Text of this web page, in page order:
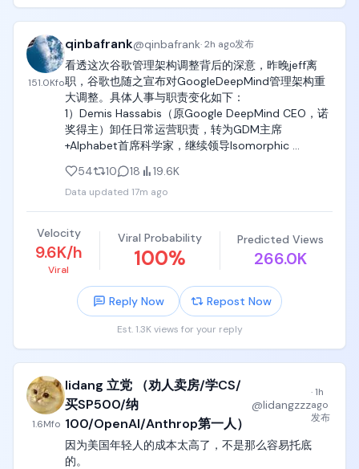
151.0Kfo
qinbafrank@qinbafrank·2h ago发布
看透这次谷歌管理架构调整背后的深意，昨晚jeff离
职，谷歌也随之宣布对GoogleDeepMind管理架构重
大调整。具体人事与职责变化如下：
1）Demis Hassabis（原Google DeepMind CEO，诺
奖得主）卸任日常运营职责，转为GDM主席
+Alphabet首席科学家，继续领导Isomorphic
2）Koray Kavukcuoglu（原GDM首席技术官CTO +
Google首席AI架构师），升任Google DeepMind高级
副总裁，直接向Sundar Pichai汇报（不再设独立GDM
CEO头衔）。全面负责Gemini模型开发、前沿AI研
究、Gemini应用及开发者团队。
能看出调整后，DeepMind日常运营更紧密整合到谷歌
体系下（SVP直接向CEO汇报），战略/科学与产品执
行职责进一步分离。
深聊下谷歌或者劈柴的意图是什么？
Pichai曾表态“下个月”），但因能力（尤其是编码、推
理、agentic表现）未达内部目标、需额外迭代与测试
而推迟，到现在还没全面推出。公司同时推进Flash等
轻量版本和Gemini 4训练。延迟引发内部挫折与外部
对竞争力的质疑。
54 10 18 19.6K
Data updated 17m ago
Velocity
9.6K/h
Viral
Viral Probability
100%
Predicted Views
266.0K
Reply Now Repost Now
Est. 1.3K views for your reply
1.6Mfo
lidang 立党 （劝人卖房/学CS/
买SP500/纳
100/OpenAI/Anthrop第一人）
@lidangzzz
·1h
ago
发布
因为美国年轻人的成本太高了，不是那么容易托底
的。